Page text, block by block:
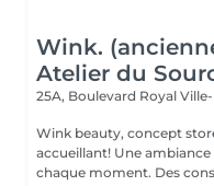
Wink.
Atelier du
25A, Boulevard Royal
Wink beauty, concept store. Espace élégante,
accueillant! Une
chaque moment. Des